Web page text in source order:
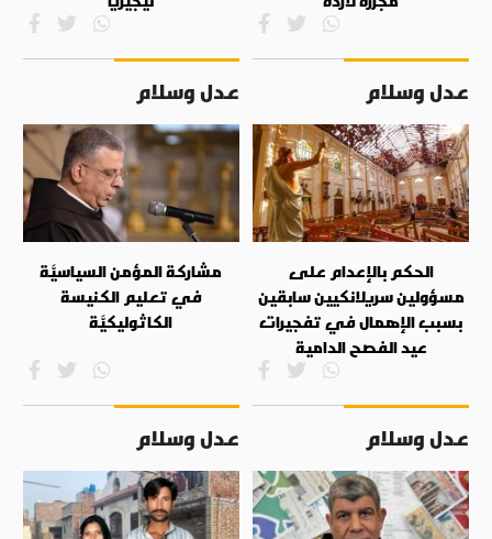
عدل وسلام
الحكم بالإعدام على
مسؤولين سريلانكيين سابقين
بسبب الإهمال في تفجيرات
عيد الفصح الدامية
عدل وسلام
مشاركة المؤمن السياسيَّة
في تعليم الكنيسة
الكاثوليكيَّة
عدل وسلام عدل وسلام